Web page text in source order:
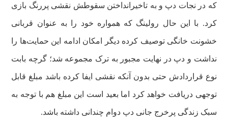
که در نجات دپ و به تاخیرانداختن سقوطش نقشی پررنگ بازی
کرد. با این حال رولینگ که همواره خود را به عنوان قربانی
خشونت خانگی توصیف کرده دیگر امکان ادامه این حمایت‌ها را
نداشت و دپ در نهایت مجبور به ترک مجموعه شد؛ گرچه بابت
نوع قراردادش حتی بدون آنکه نقشی ایفا کرده باشد مبلغ قابل
توجهی دریافت خواهد کرد اما بعید است این مبلغ هم با توجه به
سبک زندگی پرخرج جانی دپ دوام چندانی داشته باشد.